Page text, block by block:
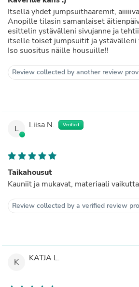
Itsellä yhdet jumpsuithaaremit,
Anopille tilasin samanlaiset
esittelin ystävälleni sivujanne ja
itselle toiset jumpsuitit ja ystävälleni
Iso suositus näille housuille!!
Review collected by another review
L Liisa N. Verified
Taikahousut
Kauniit ja mukavat, materiaali
Review collected by a verified review
K KATJA L.